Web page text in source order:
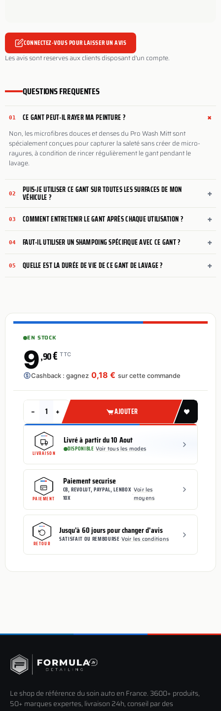
CONNECTEZ-VOUS POUR LAISSER UN AVIS
Les avis sont reserves aux clients disposant d'un compte.
QUESTIONS FREQUENTES
01 CE GANT PEUT-IL RAYER MA PEINTURE ? +
Non, les microfibres douces et denses du Pro Wash Mitt sont
spécialement conçues pour capturer la saleté sans créer de micro-
rayures, à condition de rincer régulièrement le gant pendant le
lavage.
02 PUIS-JE UTILISER CE GANT SUR TOUTES LES SURFACES DE MON
VÉHICULE ? +
03 COMMENT ENTRETENIR LE GANT APRÈS CHAQUE UTILISATION ? +
04 FAUT-IL UTILISER UN SHAMPOING SPÉCIFIQUE AVEC CE GANT ? +
05 QUELLE EST LA DURÉE DE VIE DE CE GANT DE LAVAGE ? +
EN STOCK
9,90€ TTC
Cashback : gagnez 0,18 € sur cette commande
− + AJOUTER
LIVRAISON
Livré à partir du 10 Aout
DISPONIBLE·Voir tous les modes
PAIEMENT
Paiement securise
CB, REVOLUT, PAYPAL, LENBOX
10X
·Voir les
moyens
RETOUR
Jusqu'à 60 jours pour changer d'avis
SATISFAIT OU REMBOURSE·Voir les conditions
Le shop de référence du soin auto en France. 3600+ produits,
50+ marques expertes, livraison 24h, conseil par des